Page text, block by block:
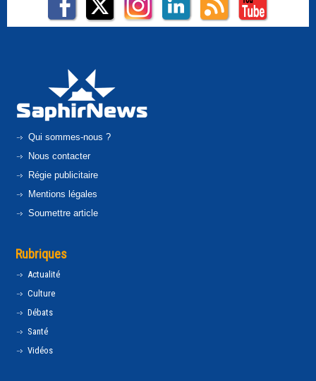
Qui sommes-nous ?
Nous contacter
Régie publicitaire
Mentions légales
Soumettre article
Rubriques
Actualité
Culture
Débats
Santé
Vidéos